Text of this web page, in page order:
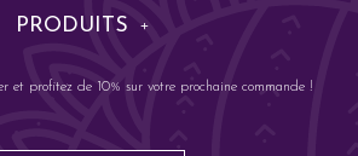
PRODUITS
et profitez de 10% sur votre prochaine commande !